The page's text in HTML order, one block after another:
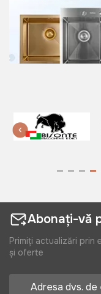
Abonați-vă
Primiți actualizări prin
și oferte